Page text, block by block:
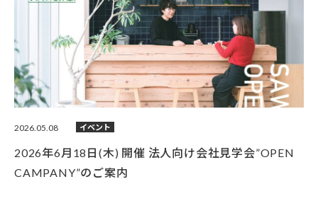
2026.05.08 イベント
2026年6月18日(木) 開催 法人向け会社見学会”OPEN
CAMPANY”のご案内